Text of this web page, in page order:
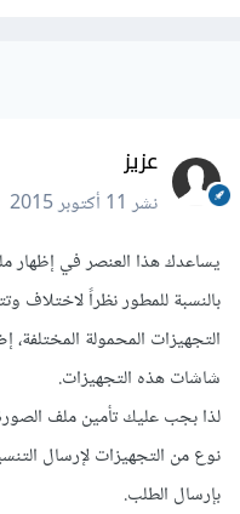
عزيز
نشر11 أكتوبر 2015
يساعدك هذا العنصر في إظهار
بالنسبة للمطور نظراً لاختلاف
التجهيزات المحمولة
شاشات هذه التجهيزات.
لذا بجب عليك تأمين ملف
نوع من التجهيزات لإرسال
بإرسال الطلب.